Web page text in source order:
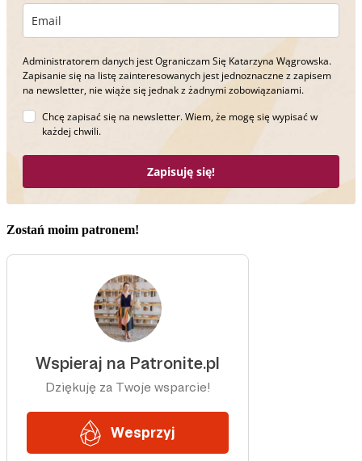
Administratorem danych jest Ograniczam Się Katarzyna Wągrowska.
Zapisanie się na listę zainteresowanych jest jednoznaczne z zapisem
na newsletter, nie wiąże się jednak z żadnymi zobowiązaniami.
Chcę zapisać się na newsletter. Wiem, że mogę się wypisać w
każdej chwili.
Zapisuję się!
Zostań moim patronem!